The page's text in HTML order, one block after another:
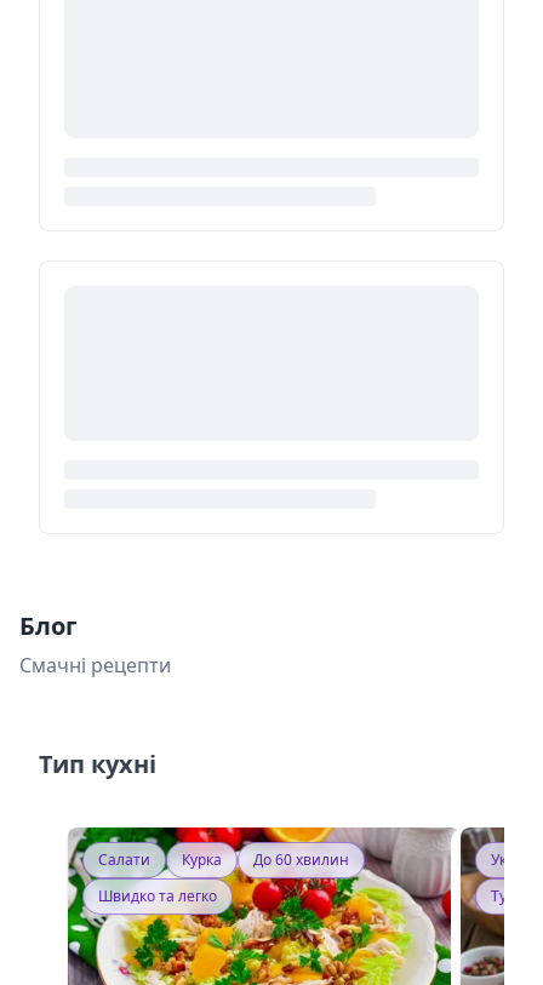
Блог
Смачні рецепти
Тип кухні
Салати Курка
До 60 хвилин
Швидко та легко